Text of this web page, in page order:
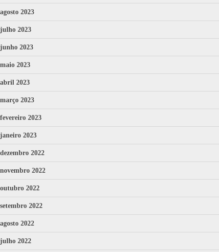
agosto 2023
julho 2023
junho 2023
maio 2023
abril 2023
março 2023
fevereiro 2023
janeiro 2023
dezembro 2022
novembro 2022
outubro 2022
setembro 2022
agosto 2022
julho 2022